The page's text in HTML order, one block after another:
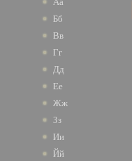
Бб
Вв
Гг
Дд
Ее
Жж
Зз
Ии
Йй